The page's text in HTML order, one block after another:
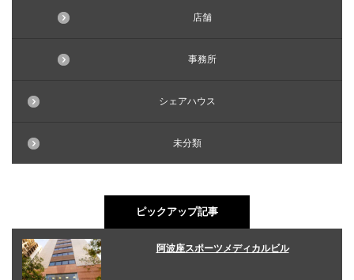
店舗
事務所
シェアハウス
未分類
ピックアップ記事
阿波座スポーツメディカルビル